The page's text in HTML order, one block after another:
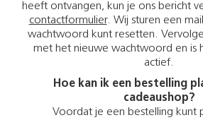
heeft ontvangen, kun je ons bericht
contactformulier. Wij sturen een
wachtwoord kunt resetten.
met het nieuwe wachtwoord en is
actief.
Hoe kan ik een bestelling
cadeaushop?
Voordat je een bestelling kunt